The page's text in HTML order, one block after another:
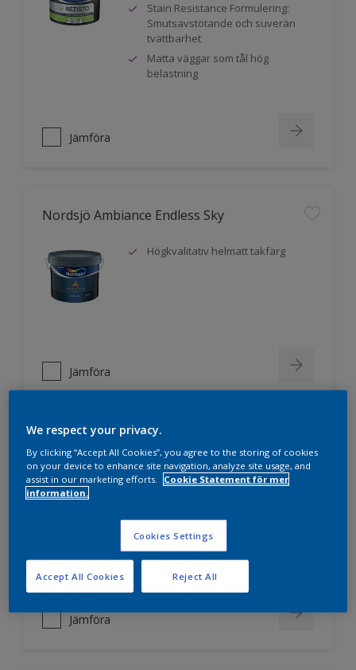
Stain Resistance Formulering:
Smutsavstötande och suverän
tvättbarhet
Matta väggar som tål hög
belastning
Jämföra
Nordsjö Ambiance Endless Sky
Högkvalitativ helmatt takfärg
Jämföra
Nordsjö Professional 3
Extra hög täckförmåga
För puts, betong, lättbetong,
byggplattor av olika slag,
glasfiberväv mm.
Jämföra
We respect your privacy.
By clicking “Accept All Cookies”, you agree to the storing of cookies
on your device to enhance site navigation, analyze site usage, and
assist in our marketing efforts.
Cookie Statement för mer
information.
Cookies Settings
Reject All
Accept All Cookies